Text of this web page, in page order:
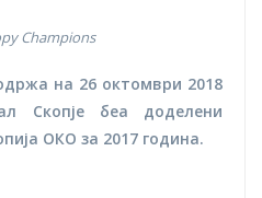
Champions
на 26 октомври 2018
Скопје беа доделени
ОКО за 2017 година.